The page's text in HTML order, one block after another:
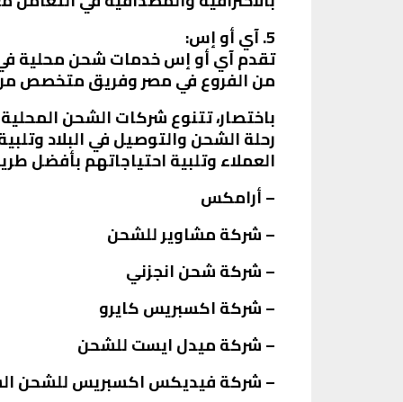
5. آي أو إس:
تقدم آي أو إس خدمات شحن محلية
من الفروع في مصر وفريق متخصص من
باختصار، تتنوع شركات الشحن
رحلة الشحن والتوصيل في البلاد
العملاء وتلبية احتياجاتهم بأفضل
– أرامكس
– شركة مشاوير للشحن
– شركة شحن انجزني
– شركة اكسبريس كايرو
– شركة ميدل ايست للشحن
– شركة فيديكس اكسبريس للشحن